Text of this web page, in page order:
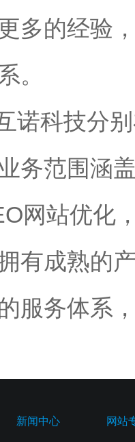
多的经验
。
诺科技分
务范围涵
网站优化
有成熟的
服务体系
新闻中心 网站